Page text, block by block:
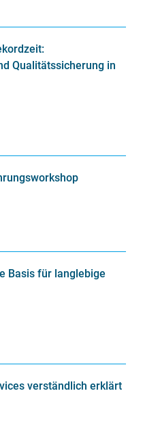
Qualitätssicherung in
Basis für langlebige
verständlich erklärt